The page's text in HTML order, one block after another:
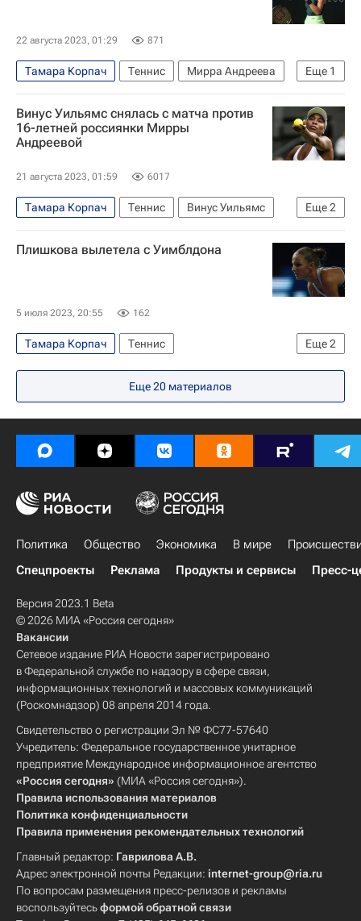
22 августа 2023, 01:29 871
Еще 1
Тамара Корпач Теннис
Мирра Андреева
WTA Кливленд
Винус Уильямс снялась с матча против
16-летней россиянки Мирры
Андреевой
21 августа 2023, 01:59 6017
Еще2
Тамара Корпач Теннис
Винус Уильямс
Мирра Андреева
WTA Кливленд
Плишкова вылетела с Уимблдона
5 июля 2023, 20:55 162
Еще2
Тамара Корпач
Теннис
Каролина Плишкова
Юлия Путинцева
Еще20 материалов
Политика Общество Экономика В мире
Спецпроекты
Реклама Продукты и сервисы Пресс-
Версия 2023.1 Beta
© 2026 МИА «Россия сегодня»
Вакансии
Сетевое издание РИА Новости зарегистрировано
в Федеральной службе по надзору в сфере связи,
информационных технологий и массовых коммуникаций
(Роскомнадзор) 08 апреля 2014 года.
Свидетельство о регистрации Эл № ФС77-57640
Учредитель: Федеральное государственное унитарное
предприятие Международное информационное агентство
«Россия сегодня» (МИА «Россия сегодня»).
Правила использования материалов
Политика конфиденциальности
Правила применения рекомендательных технологий
Главный редактор: Гаврилова А.В.
Адрес электронной почты Редакции: internet-group@ria.ru
По вопросам размещения пресс-релизов и рекламы
воспользуйтесьформой обратной связи